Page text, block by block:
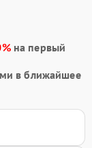
на первый
в ближайшее